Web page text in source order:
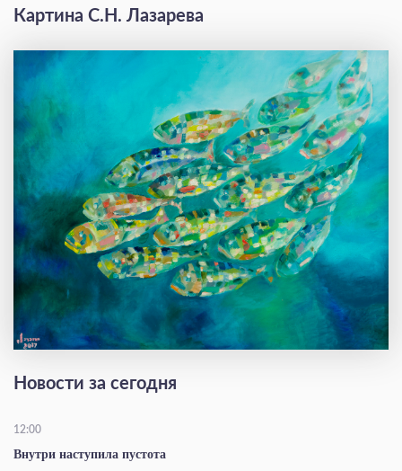
Картина С.Н. Лазарева
Новости за сегодня
12:00
Внутри наступила пустота